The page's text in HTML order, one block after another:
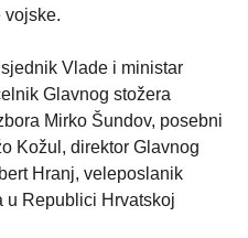
vojske.
Vlade i ministar
Glavnog stožera
Mirko Šundov, posebni
Kožul, direktor Glavnog
Hranj, veleposlanik
u Republici Hrvatskoj